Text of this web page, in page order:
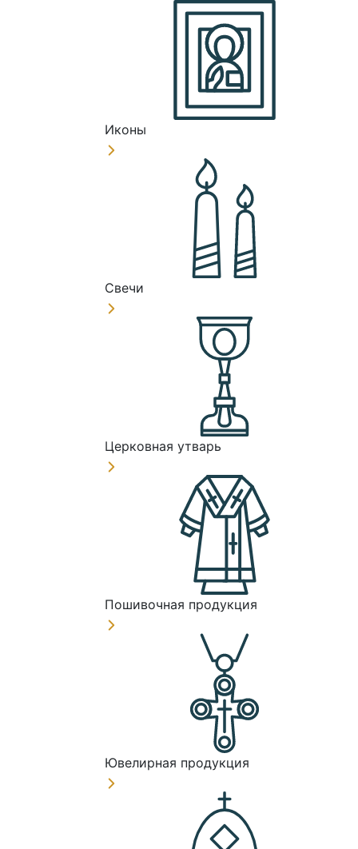
Иконы
Свечи
Церковная утварь
Пошивочная продукция
Ювелирная продукция